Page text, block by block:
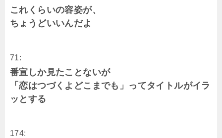
これくらいの容姿が、
ちょうどいいんだよ
71:
番宣しか見たことないが
「恋はつづくよどこまでも」ってタイトルがイラ
ッとする
174: